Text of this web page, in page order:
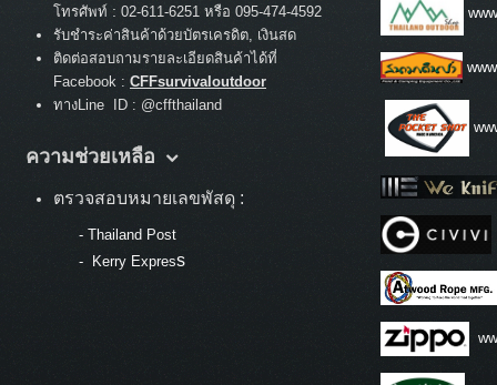
โทรศัพท์ : 02-611-6251 หรือ 095-474-4592
รับชำระค่าสินค้าด้วยบัตรเครดิต, เงินสด
ติดต่อสอบถามรายละเอียดสินค้าได้ที่
Facebook : CFFsurvivaloutdoor
ทางLine ID : @cffthailand
ความช่วยเหลือ
ตรวจสอบหมายเลขพัสดุ :
- Thailand Post
- Kerry Express